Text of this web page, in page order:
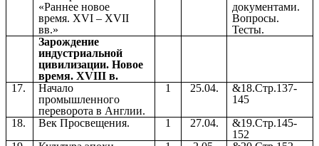
«Раннее новое
время. XVI – XVII
вв.»
документами.
Вопросы.
Тесты.
Зарождение
индустриальной
цивилизации. Новое
время. XVIII в.
17.
Начало
промышленного
переворота в Англии.
1 25.04.
&18.Стр.137-
145
18.
Век Просвещения. 1 27.04.
&19.Стр.145-
152